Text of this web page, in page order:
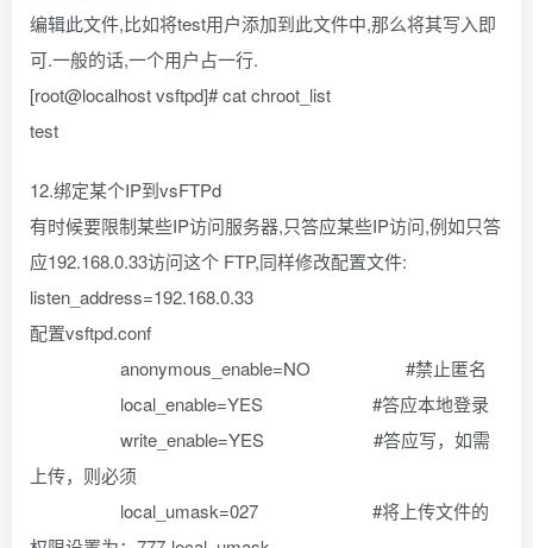
编辑此文件,比如将test用户添加到此文件中,那么将其写入即
可.一般的话,一个用户占一行.
[root@localhost vsftpd]# cat chroot_list
test
12.绑定某个IP到vsFTPd
有时候要限制某些IP访问服务器,只答应某些IP访问,例如只答
应192.168.0.33访问这个 FTP,同样修改配置文件:
listen_address=192.168.0.33
配置vsftpd.conf
anonymous_enable=NO #禁止匿名
local_enable=YES #答应本地登录
write_enable=YES #答应写，如需
上传，则必须
local_umask=027 #将上传文件的